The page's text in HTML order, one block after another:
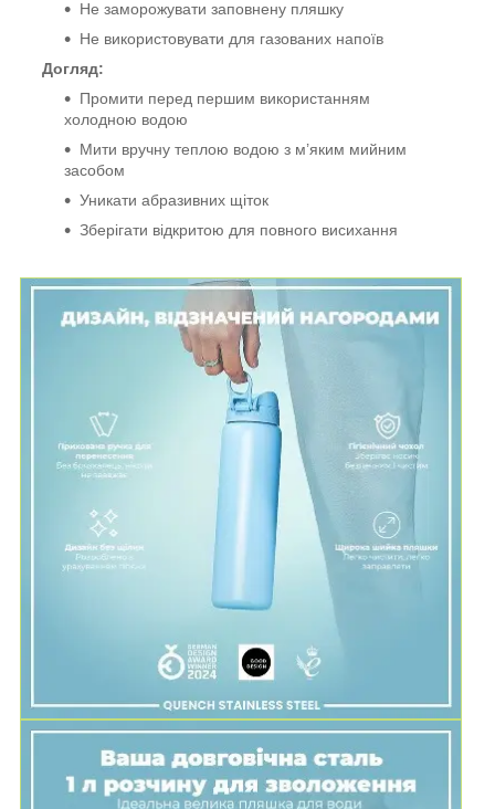
Не заморожувати заповнену пляшку
Не використовувати для газованих напоїв
Догляд:
Промити перед першим використанням
холодною водою
Мити вручну теплою водою з м’яким мийним
засобом
Уникати абразивних щіток
Зберігати відкритою для повного висихання